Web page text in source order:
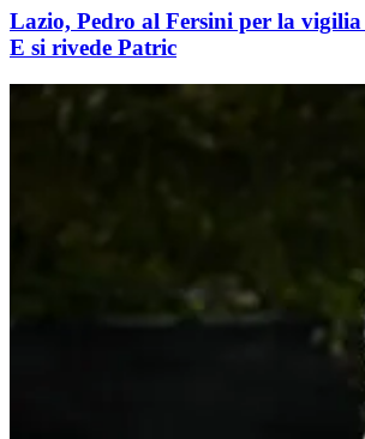
Lazio, Pedro al Fersini per la
E si rivede Patric